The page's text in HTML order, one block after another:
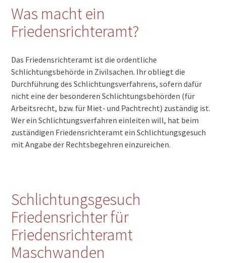
Was macht ein
Friedensrichteramt?
Das Friedensrichteramt ist die ordentliche
Schlichtungsbehörde in Zivilsachen. Ihr obliegt die
Durchführung des Schlichtungsverfahrens, sofern dafür
nicht eine der besonderen Schlichtungsbehörden (für
Arbeitsrecht, bzw. für Miet- und Pachtrecht) zuständig ist.
Wer ein Schlichtungsverfahren einleiten will, hat beim
zuständigen Friedensrichteramt ein Schlichtungsgesuch
mit Angabe der Rechtsbegehren einzureichen.
Schlichtungsgesuch
Friedensrichter für
Friedensrichteramt
Maschwanden